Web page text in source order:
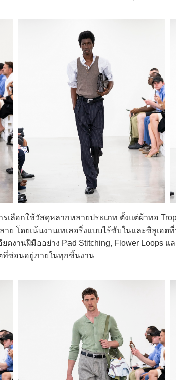
อกใช้วัสดุหลากหลายประเภท ตั้งแต่ผ้าทอ
ย โดยเน้นงานเทเลอริ่งแบบไร้ซับในและซิลูเอ
งานฝีมืออย่าง Pad Stitching, Flower Loops แ
ที่ซ่อนอยู่ภายในทุกชิ้นงาน